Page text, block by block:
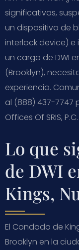
significativas,
un dispositivo de
interlock device) e
un cargo de DWI
(Brooklyn),
experiencia.
al (888) 437-7747
Offices Of SRIS,
Lo que
de DWI
Kings,
El Condado de
Brooklyn en la